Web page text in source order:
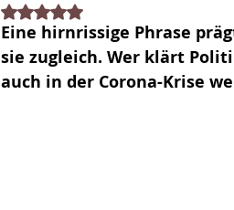
Mit NaN von 5 Sternen bewertet.
Eine hirnrissige Phrase
sie zugleich. Wer klärt
auch in der Corona-Krise